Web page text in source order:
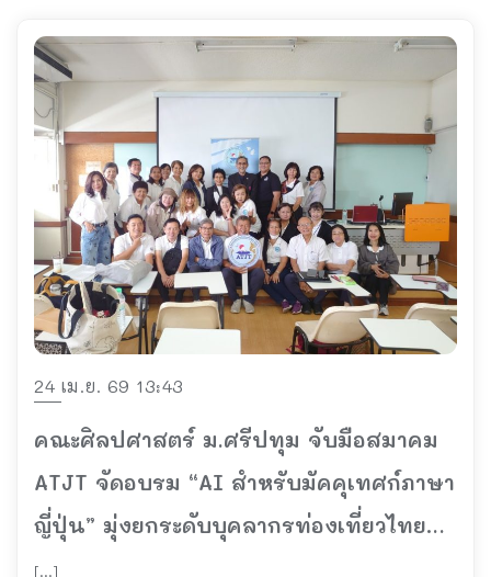
24 เม.ย. 69 13:43
คณะศิลปศาสตร์ ม.ศรีปทุม จับมือสมาคม
ATJT จัดอบรม “AI สำหรับมัคคุเทศก์ภาษา
ญี่ปุ่น” มุ่งยกระดับบุคลากรท่องเที่ยวไทยสู่
ยุคดิจิทัล
[…]